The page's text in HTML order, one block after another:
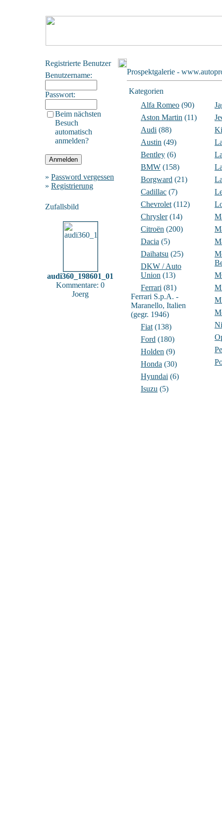
Registrierte Benutzer
Benutzername:
Passwort:
Beim nächsten
Besuch
automatisch
anmelden?
» Password vergessen
» Registrierung
Zufallsbild
audi360_198601_01
Kommentare: 0
Joerg
Prospektgalerie -
Kategorien
Alfa Romeo (90)
Aston Martin (11)
Audi (88)
Austin (49)
Bentley (6)
BMW (158)
Borgward (21)
Cadillac (7)
Chevrolet (112)
Chrysler(14)
Citroën (200)
Dacia (5)
Daihatsu (25)
DKW / Auto
Union (13)
Ferrari (81)
Ferrari S.p.A. -
Maranello, Italien
(gegr. 1946)
Fiat (138)
Ford (180)
Holden (9)
Honda (30)
Hyundai (6)
Isuzu (5)